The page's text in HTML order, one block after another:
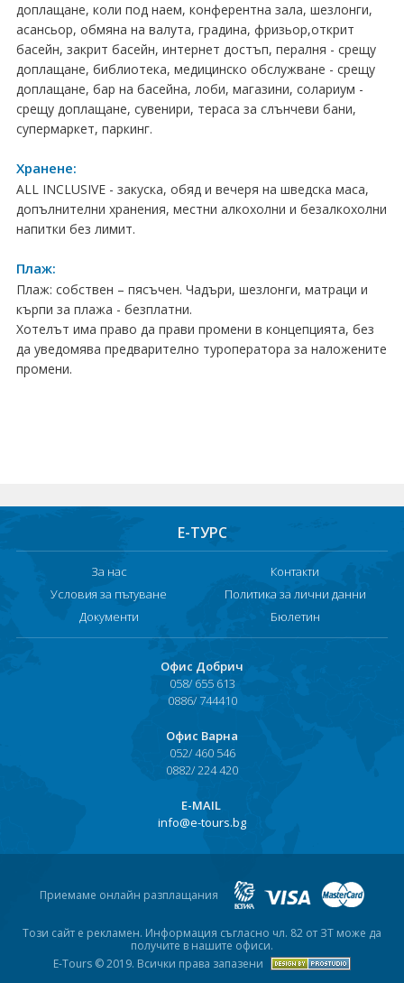
Унгария
Испания
Франция
Швеция
ПРАЗНИЦИ
Празници в България
Нова година
Великден 2026
ЕКЗОТИКА
Хотели в България
ЕЗИКОВО УЧИЛИЩЕ
SUMMER ENGLISH TALENTS ACADEMY
доплащане, коли под наем, конферентна зала, шезлонги,
асансьор, обмяна на валута, градина, фризьор,открит
басейн, закрит басейн, интернет достъп, пералня - срещу
доплащане, библиотека, медицинско обслужване - срещу
доплащане, бар на басейна, лоби, магазини, солариум -
срещу доплащане, сувенири, тераса за слънчеви бани,
супермаркет, паркинг.
Хранене:
ALL INCLUSIVE - закуска, обяд и вечеря на шведска маса,
допълнителни хранения, местни алкохолни и безалкохолни
напитки без лимит.
Плаж:
Плаж: собствен – пясъчен. Чадъри, шезлонги, матраци и
кърпи за плажа - безплатни.
Хотелът има право да прави промени в концепцията, без
да уведомява предварително туроператора за наложените
промени.
Е-ТУРС
За нас
Контакти
Условия за пътуване
Политика за лични данни
Документи
Бюлетин
Офис Добрич
058/ 655 613
0886/ 744410
Офис Варна
052/ 460 546
0882/ 224 420
Е-MAIL
info@e-tours.bg
Приемаме онлайн разплащания
Този сайт е рекламен. Информация съгласно чл. 82 от ЗТ може да
получите в нашите офиси.
E-Tours © 2019. Всички права запазени